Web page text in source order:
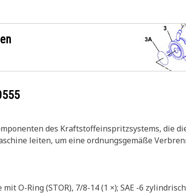
des Kraftstoffeinspritzsystems, die
leiten, um eine ordnungsgemäße
O-Ring (STOR), 7/8-14 (1 ×); SAE -6